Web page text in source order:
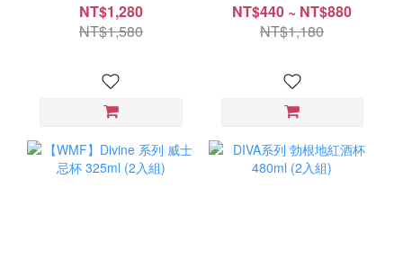
NT$1,280
NT$1,580
NT$440 ~ NT$880
NT$1,180